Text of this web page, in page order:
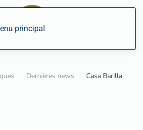
principal
Dernières news
Casa Barilla